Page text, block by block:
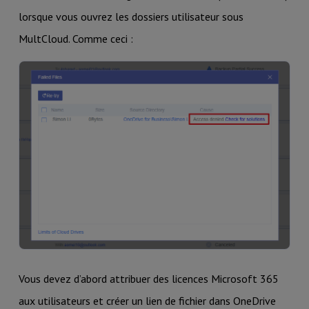
lorsque vous ouvrez les dossiers utilisateur sous
MultCloud. Comme ceci :
Vous devez d’abord attribuer des licences Microsoft 365
aux utilisateurs et créer un lien de fichier dans OneDrive